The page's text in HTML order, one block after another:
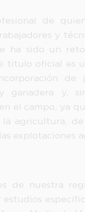
de
y
ha sido un
título oficial es
de
ganadera y,
el campo, ya
agricultura,
explotaciones
de nuestra